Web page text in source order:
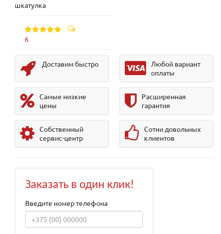
шкатулка
6
Доставим быстро
Любой вариант
оплаты
Самые низкие
цены
Расширенная
гарантия
Собственный
сервис-центр
Сотни довольных
клиентов
Заказать в один клик!
Введите номер телефона